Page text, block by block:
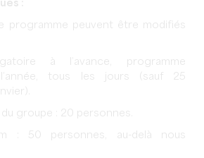
:
programme peuvent être modifiés
à l’avance, programme
tous les jours (sauf 25
groupe : 20 personnes.
: 50 personnes, au-delà nous